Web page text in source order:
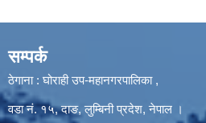
सम्पर्क
ठेगाना : घोराही उप-महानगरपालिका ,
वडा नं. १५, दाङ, लुम्बिनी प्रदेश, नेपाल ।